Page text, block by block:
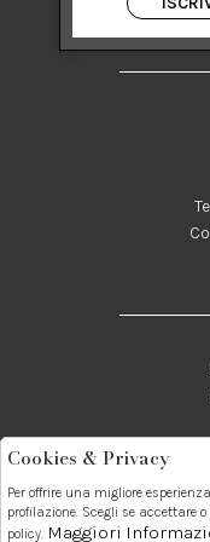
P
Telefono:
089237858
Cookies & Privacy
Per offrire una migliore
profilazione. Scegli se accettare
policy. Maggiori